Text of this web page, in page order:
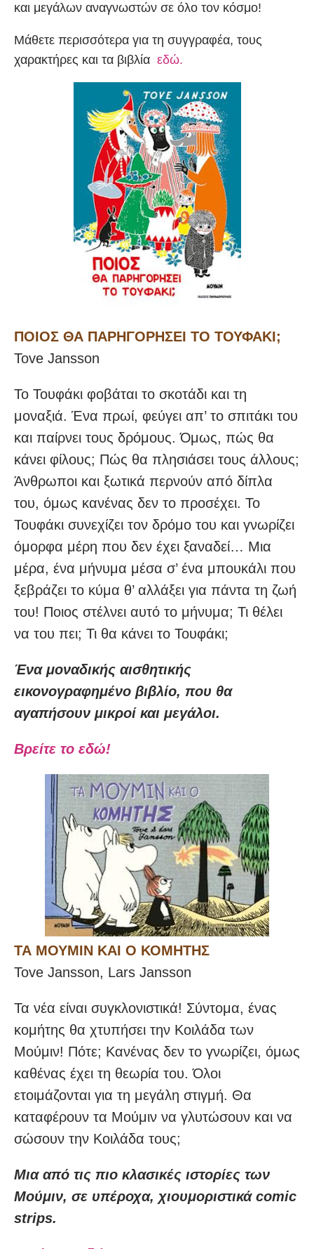
και μεγάλων αναγνωστών σε όλο τον κόσμο!
Μάθετε περισσότερα για τη συγγραφέα, τους
χαρακτήρες και τα βιβλία εδώ.
ΠΟΙΟΣ ΘΑ ΠΑΡΗΓΟΡΗΣΕΙ ΤΟ ΤΟΥΦΑΚΙ;
Tove Jansson
Το Τουφάκι φοβάται το σκοτάδι και τη
μοναξιά. Ένα πρωί, φεύγει απ’ το σπιτάκι του
και παίρνει τους δρόμους. Όμως, πώς θα
κάνει φίλους; Πώς θα πλησιάσει τους άλλους;
Άνθρωποι και ξωτικά περνούν από δίπλα
του, όμως κανένας δεν το προσέχει. Το
Τουφάκι συνεχίζει τον δρόμο του και γνωρίζει
όμορφα μέρη που δεν έχει ξαναδεί… Μια
μέρα, ένα μήνυμα μέσα σ’ ένα μπουκάλι που
ξεβράζει το κύμα θ’ αλλάξει για πάντα τη ζωή
του! Ποιος στέλνει αυτό το μήνυμα; Τι θέλει
να του πει; Τι θα κάνει το Τουφάκι;
Ένα μοναδικής αισθητικής
εικονογραφημένο βιβλίο, που θα
αγαπήσουν μικροί και μεγάλοι.
Βρείτε το εδώ!
ΤΑ ΜΟΥΜΙΝ ΚΑΙ Ο ΚΟΜΗΤΗΣ
Tove Jansson, Lars Jansson
Τα νέα είναι συγκλονιστικά! Σύντομα, ένας
κομήτης θα χτυπήσει την Κοιλάδα των
Μούμιν! Πότε; Κανένας δεν το γνωρίζει, όμως
καθένας έχει τη θεωρία του. Όλοι
ετοιμάζονται για τη μεγάλη στιγμή. Θα
καταφέρουν τα Μούμιν να γλυτώσουν και να
σώσουν την Κοιλάδα τους;
Mια από τις πιο κλασικές ιστορίες των
Μούμιν, σε υπέροχα, χιουμοριστικά comic
strips.